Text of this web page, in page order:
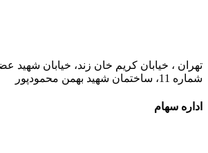
تهران ، خیابان کریم خان زند، خیابان شهید
شماره 11، ساختمان شهید بهمن محمودپور
اداره سهام